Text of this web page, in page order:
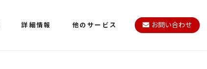
詳細情報 他のサービス お問い合わせ